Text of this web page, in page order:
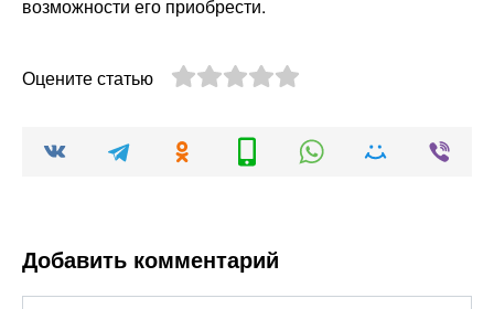
возможности его приобрести.
Оцените статью
Добавить комментарий